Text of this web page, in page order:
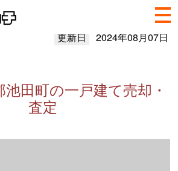
更新日 2024年08月07日
田町の一戸建て売却・
査定